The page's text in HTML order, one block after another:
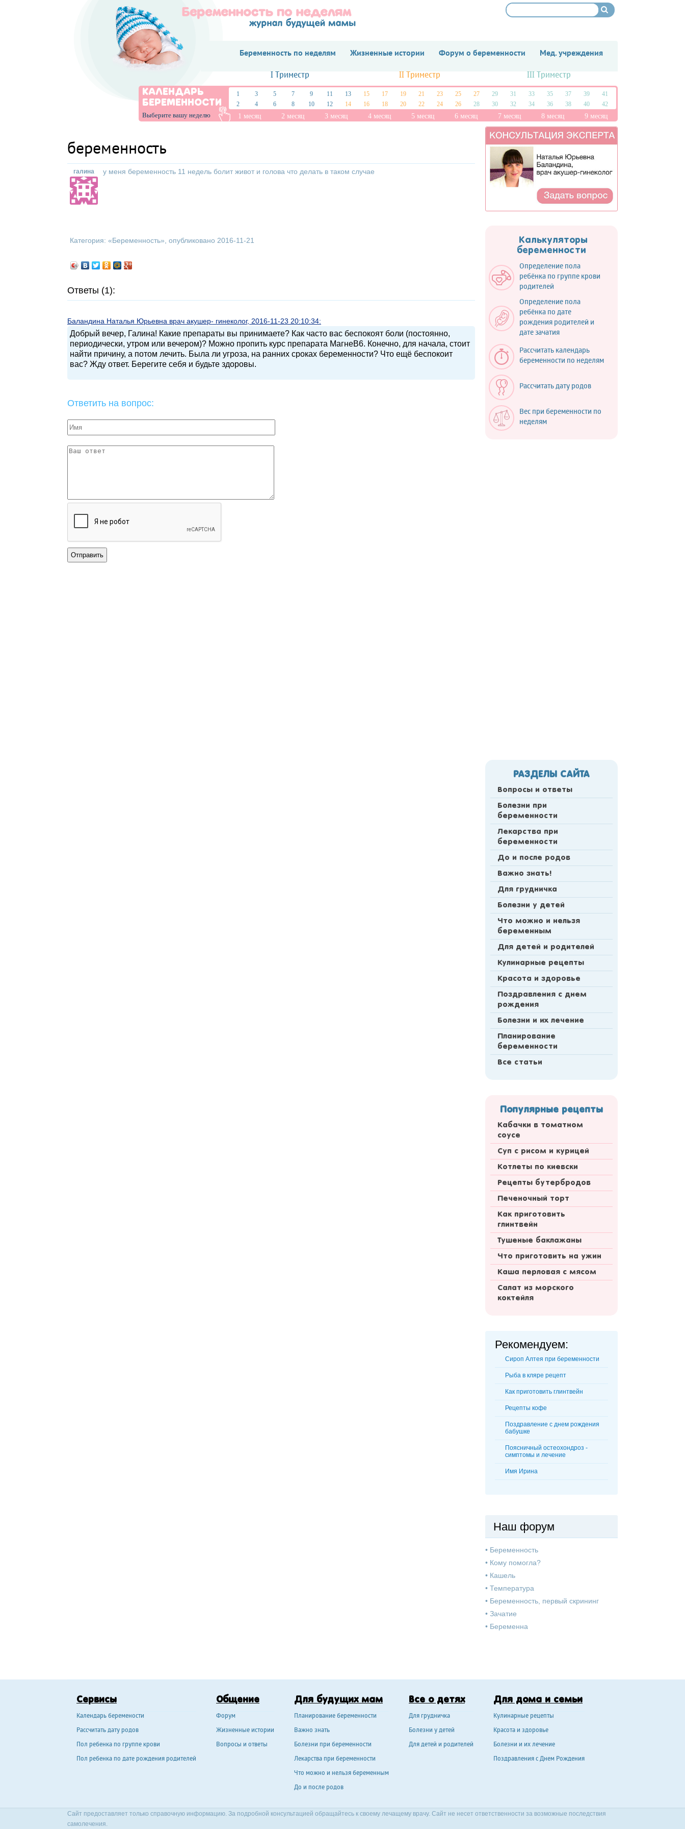
Беременность по неделям Жизненные истории Форум о беременности Мед. учреждения
I Триместр II Триместр III Триместр
КАЛЕНДАРЬ
БЕРЕМЕННОСТИ
Выберите вашу неделю
1 3 5 7 9 11 13 15 17 19 21 23 25 27 29 31 33 35 37 39
41
2
4 6 8 10 12 14 16 18 20 22 24 26 28 30 32 34 36 38 40 42
1 месяц 2 месяц 3 месяц 4 месяц 5 месяц 6 месяц 7 месяц 8 месяц 9 месяц
беременность
галина у меня беременность 11 недель болит живот и голова что делать в таком случае
Категория: «Беременность», опубликовано 2016-11-21
Ответы (1):
Баландина Наталья Юрьевна врач акушер- гинеколог, 2016-11-23 20:10:34:
Добрый вечер, Галина! Какие препараты вы принимаете? Как часто вас беспокоят боли (постоянно,
периодически, утром или вечером)? Можно пропить курс препарата МагнеВ6. Конечно, для начала, стоит
найти причину, а потом лечить. Была ли угроза, на ранних сроках беременности? Что ещё беспокоит
вас? Жду ответ. Берегите себя и будьте здоровы.
Ответить на вопрос:
Калькуляторы
беременности
Определение пола
ребёнка по группе крови
родителей
Определение пола
ребёнка по дате
рождения родителей и
дате зачатия
Рассчитать календарь
беременности по неделям
Рассчитать дату родов
Вес при беременности по
неделям
РАЗДЕЛЫ САЙТА
Вопросы и ответы
Болезни при
беременности
Лекарства при
беременности
До и после родов
Важно знать!
Для грудничка
Болезни у детей
Что можно и нельзя
беременным
Для детей и родителей
Кулинарные рецепты
Красота и здоровье
Поздравления с днем
рождения
Болезни и их лечение
Планирование
беременности
Все статьи
Популярные рецепты
Кабачки в томатном
соусе
Суп с рисом и курицей
Котлеты по киевски
Рецепты бутербродов
Печеночный торт
Как приготовить
глинтвейн
Тушеные баклажаны
Что приготовить на ужин
Каша перловая с мясом
Салат из морского
коктейля
Рекомендуем:
Сироп Алтея при беременности
Рыба в кляре рецепт
Как приготовить глинтвейн
Рецепты кофе
Поздравление с днем рождения
бабушке
Поясничный остеохондроз -
симптомы и лечение
Имя Ирина
Наш форум
• Беременность
• Кому помогла?
• Кашель
• Температура
• Беременность, первый скрининг
• Зачатие
• Беременна
Сервисы
Календарь беремености
Рассчитать дату родов
Пол ребенка по группе крови
Пол ребенка по дате рождения родителей
Общение
Форум
Жизненные истории
Вопросы и ответы
Для будущих мам
Планирование беременности
Важно знать
Болезни при беременности
Лекарства при беременности
Что можно и нельзя беременным
До и после родов
Все о детях
Для грудничка
Болезни у детей
Для детей и родителей
Для дома и семьи
Кулинарные рецепты
Красота и здоровье
Болезни и их лечение
Поздравления с Днем Рождения
Сайт предоставляет только справочную информацию. За подробной консультацией обращайтесь к своему лечащему врачу. Сайт не несет ответственности за возможные последствия
самолечения.